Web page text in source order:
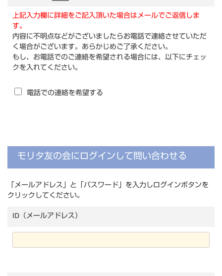
上記入力欄に詳細をご記入頂いた場合はメールでご返信しま
す。
内容に不明点などがございましたらお電話で連絡させていただ
く場合がございます。あらかじめご了承ください。
もし、お電話でのご連絡を希望される場合には、以下にチェッ
クを入れてください。
電話での連絡を希望する
モリタ友の会にログインして問い合わせる
「メールアドレス」と「パスワード」を入力しログインボタンを
クリックしてください。
ID（メールアドレス）